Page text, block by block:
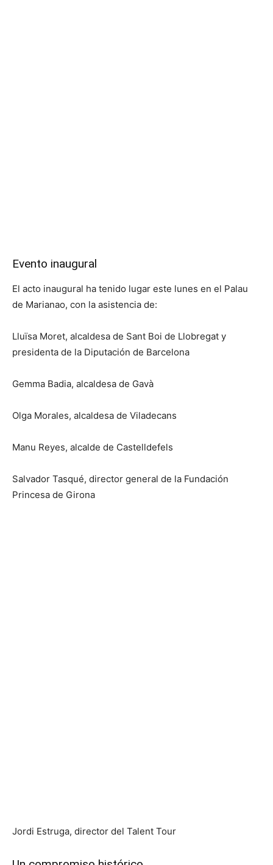
Evento inaugural
El acto inaugural ha tenido lugar este lunes en el Palau
de Marianao, con la asistencia de:
Lluïsa Moret, alcaldesa de Sant Boi de Llobregat y
presidenta de la Diputación de Barcelona
Gemma Badia, alcaldesa de Gavà
Olga Morales, alcaldesa de Viladecans
Manu Reyes, alcalde de Castelldefels
Salvador Tasqué, director general de la Fundación
Princesa de Girona
Jordi Estruga, director del Talent Tour